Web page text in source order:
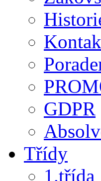
GDPR
Třídy
1.třída